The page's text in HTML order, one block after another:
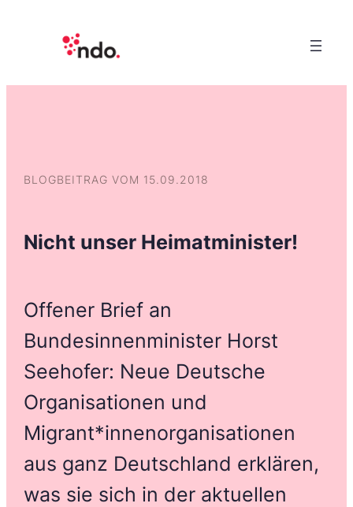
BLOGBEITRAG VOM 15.09.2018
Nicht unser Heimatminister!
Offener Brief an
Bundesinnenminister Horst
Seehofer: Neue Deutsche
Organisationen und
Migrant*innenorganisationen
aus ganz Deutschland erklären,
was sie sich in der aktuellen